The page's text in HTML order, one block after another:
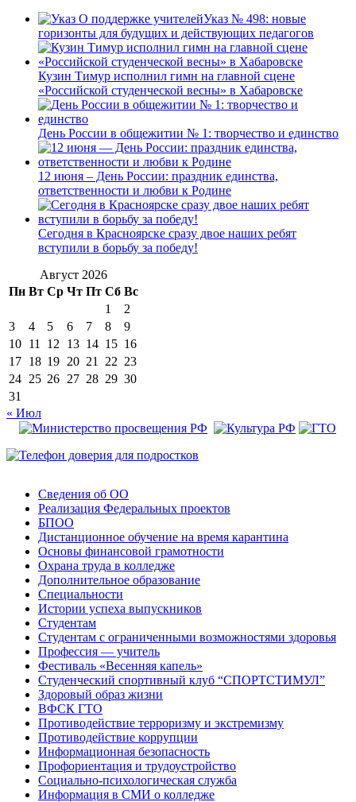
Указ № 498: новые
горизонты для будущих и действующих педагогов
Кузин Тимур исполнил гимн на главной сцене
«Российской студенческой весны» в Хабаровске
День России в общежитии № 1: творчество и единство
12 июня – День России: праздник единства,
ответственности и любви к Родине
Сегодня в Красноярске сразу двое наших ребят
вступили в борьбу за победу!
Август 2026
Пн Вт Ср Чт Пт Сб Вс
1
2
3
4 5 6 7 8
9
10 11 12 13 14 15 16
17 18 19 20 21 22 23
24 25 26 27 28 29 30
31
« Июл
Сведения об ОО
Реализация Федеральных проектов
БПОО
Дистанционное обучение на время карантина
Основы финансовой грамотности
Охрана труда в колледже
Дополнительное образование
Специальности
Истории успеха выпускников
Студентам
Студентам с ограниченными возможностями здоровья
Профессия — учитель
Фестиваль «Весенняя капель»
Студенческий спортивный клуб “СПОРТСТИМУЛ”
Здоровый образ жизни
ВФСК ГТО
Противодействие терроризму и экстремизму
Противодействие коррупции
Информационная безопасность
Профориентация и трудоустройство
Социально-психологическая служба
Информация в СМИ о колледже